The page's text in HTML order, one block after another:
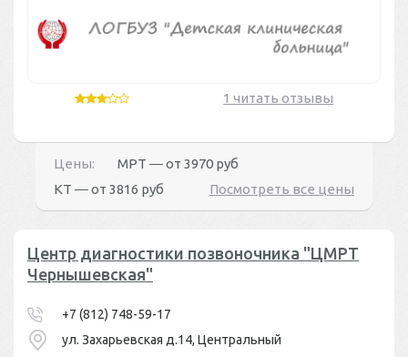
1 читать отзывы
Цены: МРТ ― от 3970 руб
КТ ― от 3816 руб Посмотреть все цены
Центр диагностики позвоночника "ЦМРТ
Чернышевская"
+7 (812) 748-59-17
ул. Захарьевская д.14, Центральный